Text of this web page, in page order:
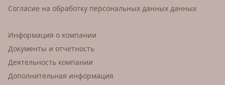
Согласие на обработку персональных данных данных
Информация о компании
Документы и отчетность
Деятельность компании
Дополнительная информация